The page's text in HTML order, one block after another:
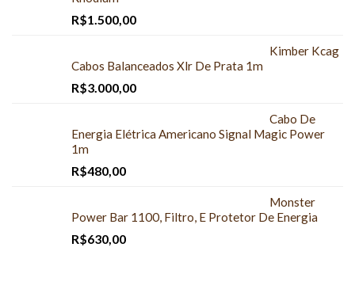
R$1.500,00
Kimber Kcag
Cabos Balanceados Xlr De Prata 1m
R$3.000,00
Cabo De
Energia Elétrica Americano Signal Magic Power
1m
R$480,00
Monster
Power Bar 1100, Filtro, E Protetor De Energia
R$630,00